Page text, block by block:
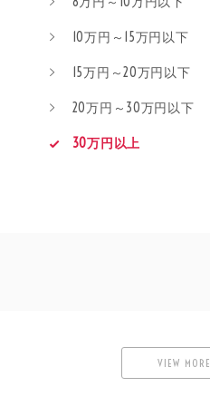
10万円～15万円以下
15万円～20万円以下
20万円～30万円以下
30万円以上
VIEW MORE